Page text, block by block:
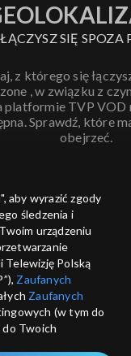
ŁĄCZYSZ SIĘ SPOZA
z którego się
, w związku z
platformie TVP VOD
Sprawdź, które
obejrzeć.
ANULUJ
aby wyrazić zgody
śledzenia i
urządzeniu
Telewizję Polską
Zaufanych
Zaufanych
(w tym do
Twoich